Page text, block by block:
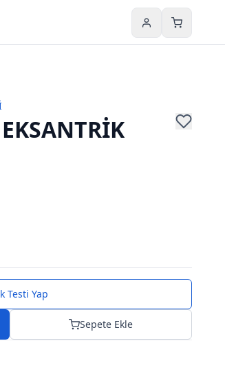
HesabımSepetim
Testi Yap
Sepete Ekle